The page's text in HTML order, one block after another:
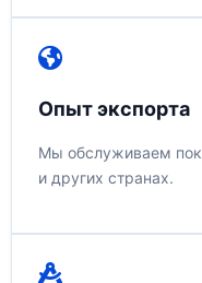
Опыт экспорта
Мы обслуживаем
и других странах.